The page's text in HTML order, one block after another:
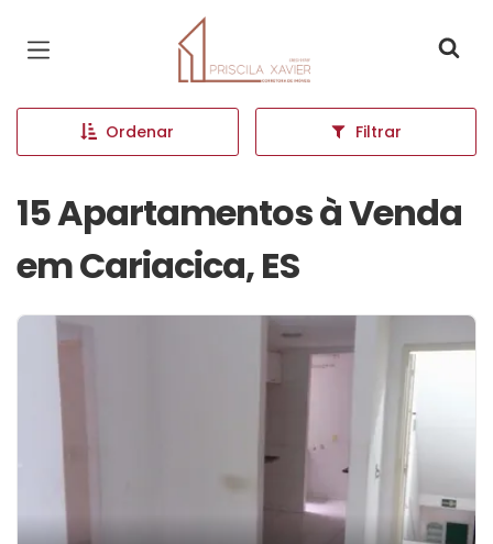
Página inicial
Ordenar Filtrar
15 Apartamentos à Venda
em Cariacica, ES